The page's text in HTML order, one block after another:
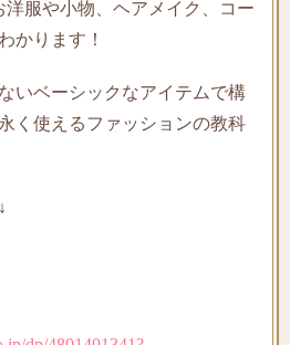
服や小物、ヘアメイク、コー
かります！
いベーシックなアイテムで構
く使えるファッションの教科